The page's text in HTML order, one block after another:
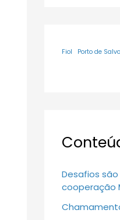
Fiol Porto de
Desafios
cooperação